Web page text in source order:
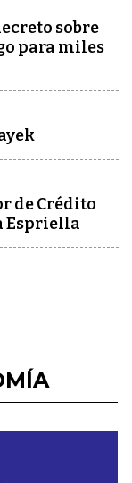
sobre
para miles
de Crédito
Espriella